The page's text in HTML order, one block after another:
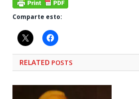
Comparte esto:
RELATED POSTS